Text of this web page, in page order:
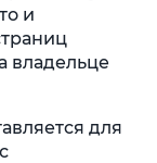
и
владельце
для